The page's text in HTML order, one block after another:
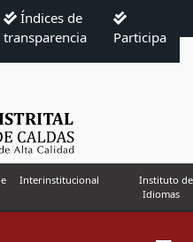
Índices de
transparencia
Participa
Interinstitucional
Instituto de
Idiomas